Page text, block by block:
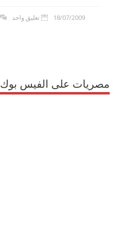
18/07/2009 تعليق واحد
مصريات على الفيس بوك